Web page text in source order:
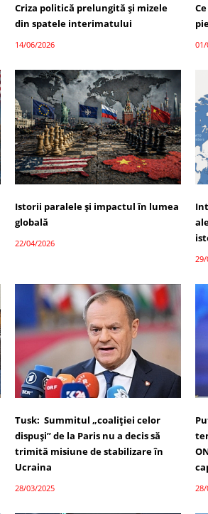
Criza politică prelungită și mizele
din spatele interimatului
14/06/2026 01/
Istorii paralele și impactul în lumea
globală
22/04/2026
Tusk: Summitul „coaliției celor
dispuși” de la Paris nu a decis să
trimită misiune de stabilizare în
Ucraina
28/03/2025 28/